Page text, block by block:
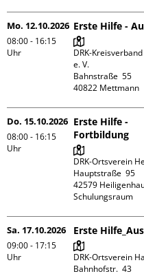
Mo. 12.10.2026
08:00 - 16:15
Uhr
Erste Hilfe -
DRK-
e. V.
Bahnstraße  55
Do. 15.10.2026
08:00 - 16:15
Uhr
Erste Hilfe -
Fortbildung
DRK-Ortsverein
Hauptstraße  95
42579
Schulungsraum
Sa. 17.10.2026
09:00 - 17:15
Uhr
Erste
DRK-Ortsverein
Bahnhofstr.  43